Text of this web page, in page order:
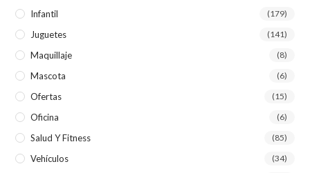
Infantil (179)
Juguetes (141)
Maquillaje (8)
Mascota (6)
Ofertas (15)
Oficina (6)
Salud Y Fitness (85)
Vehículos (34)